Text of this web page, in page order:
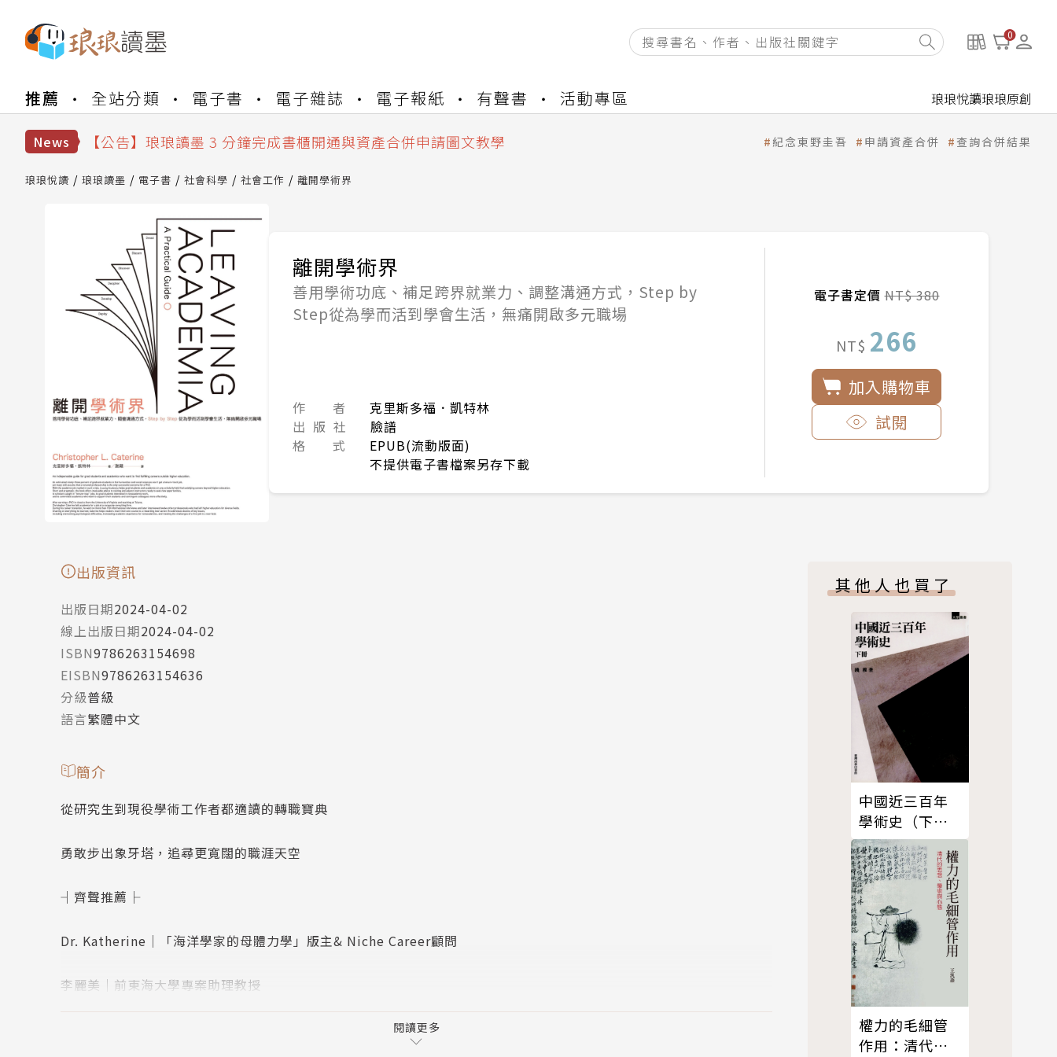
0
推薦 全站分類 電子書 電子雜誌 電子報紙 有聲書 活動專區 琅琅悅讀琅琅原創
News
【公告】琅琅讀墨數位閱讀資產合併與書櫃開通申請
【公告】琅琅讀墨書櫃開通常見問題
【公告】琅琅讀墨 3 分鐘完成書櫃開通與資產合併申請圖文教學
【公告】琅琅書店服務升級重要說明及資產合併結果查詢
【公告】琅琅讀墨數位閱讀資產合併與書櫃開通申請
紀念東野圭吾 申請資產合併 查詢合併結果
琅琅悅讀 琅琅讀墨 電子書 社會科學 社會工作 離開學術界
離開學術界
善用學術功底、補足跨界就業力、調整溝通方式，Step by
Step從為學而活到學會生活，無痛開啟多元職場
作 者
克里斯多福．凱特林
出 版 社
臉譜
格 式
EPUB(流動版面)
不提供電子書檔案另存下載
電子書定價NT$ 380
NT$ 266
加入購物車
試閱
出版資訊
出版日期2024-04-02
線上出版日期2024-04-02
ISBN9786263154698
EISBN9786263154636
分級普級
語言繁體中文
簡介
從研究生到現役學術工作者都適讀的轉職寶典
勇敢步出象牙塔，追尋更寬闊的職涯天空
┤齊聲推薦├
Dr. Katherine│「海洋學家的母體力學」版主& Niche Career顧問
李麗美｜前東海大學專案助理教授
閱讀更多
其他人也買了
中國近三百年
學術史（下
冊）（不分
售）
權力的毛細管
作用：清代的